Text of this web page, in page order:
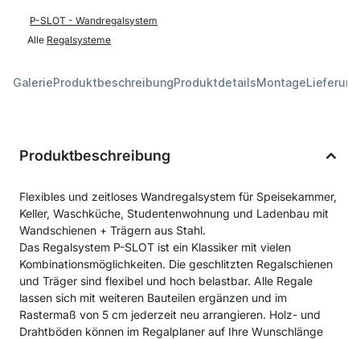
P-SLOT - Wandregalsystem
Alle Regalsysteme
GalerieProduktbeschreibungProduktdetailsMontage
Produktbeschreibung
Flexibles und zeitloses Wandregalsystem für Speisekammer,
Keller, Waschküche, Studentenwohnung und Ladenbau mit
Wandschienen + Trägern aus Stahl.
Das Regalsystem P-SLOT ist ein Klassiker mit vielen
Kombinationsmöglichkeiten. Die geschlitzten Regalschienen
und Träger sind flexibel und hoch belastbar. Alle Regale
lassen sich mit weiteren Bauteilen ergänzen und im
Rastermaß von 5 cm jederzeit neu arrangieren. Holz- und
Drahtböden können im Regalplaner auf Ihre Wunschlänge